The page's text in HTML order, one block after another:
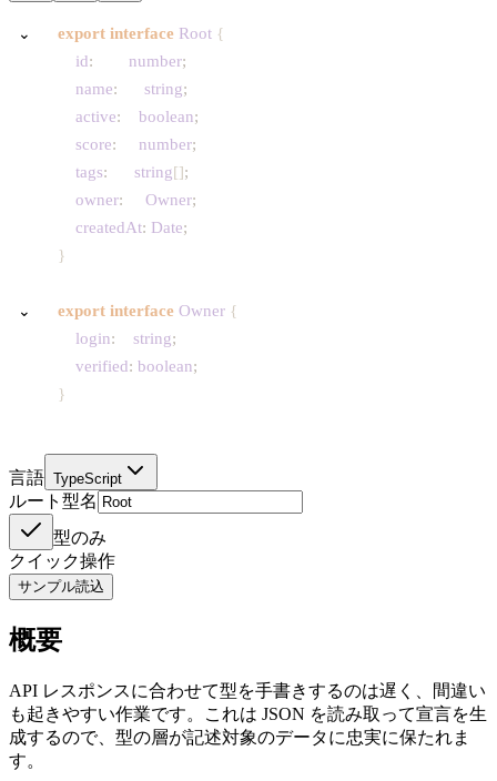
⌄
⌄
export interface Root {
id: number;
name: string;
active: boolean;
score: number;
tags: string[];
owner: Owner;
createdAt: Date;
}
export interface Owner {
login: string;
verified: boolean;
}
言語 TypeScript
ルート型名
型のみ
クイック操作
サンプル読込
概要
API レスポンスに合わせて型を手書きするのは遅く、間違い
も起きやすい作業です。これは JSON を読み取って宣言を生
成するので、型の層が記述対象のデータに忠実に保たれま
す。